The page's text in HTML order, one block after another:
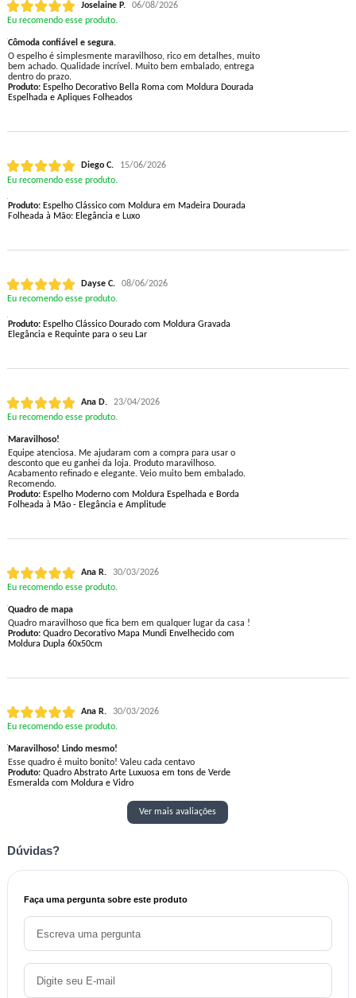
Joselaine P.
06/08/2026
Eu recomendo esse produto.
Cômoda confiável e segura.
O espelho é simplesmente maravilhoso, rico em detalhes, muito
bem achado. Qualidade incrível. Muito bem embalado, entrega
dentro do prazo.
Produto:Espelho Decorativo Bella Roma com Moldura Dourada
Espelhada e Apliques Folheados
Diego C.
15/06/2026
Eu recomendo esse produto.
Produto:Espelho Clássico com Moldura em Madeira Dourada
Folheada à Mão: Elegância e Luxo
Dayse C.
08/06/2026
Eu recomendo esse produto.
Produto:Espelho Clássico Dourado com Moldura Gravada
Elegância e Requinte para o seu Lar
Ana D.
23/04/2026
Eu recomendo esse produto.
Maravilhoso!
Equipe atenciosa. Me ajudaram com a compra para usar o
desconto que eu ganhei da loja. Produto maravilhoso.
Acabamento refinado e elegante. Veio muito bem embalado.
Recomendo.
Produto:Espelho Moderno com Moldura Espelhada e Borda
Folheada à Mão - Elegância e Amplitude
Ana R.
30/03/2026
Eu recomendo esse produto.
Quadro de mapa
Quadro maravilhoso que fica bem em qualquer lugar da casa !
Produto:Quadro Decorativo Mapa Mundi Envelhecido com
Moldura Dupla 60x50cm
Ana R.
30/03/2026
Eu recomendo esse produto.
Maravilhoso! Lindo mesmo!
Esse quadro é muito bonito! Valeu cada centavo
Produto:Quadro Abstrato Arte Luxuosa em tons de Verde
Esmeralda com Moldura e Vidro
Ver mais avaliações
Dúvidas?
Faça uma pergunta sobre este produto